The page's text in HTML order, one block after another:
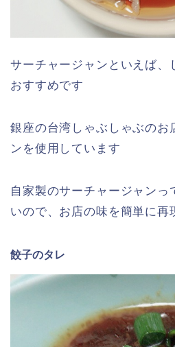
サーチャージャンといえば、
おすすめです
銀座の台湾しゃぶしゃぶのお
ンを使用しています
自家製のサーチャージャンっ
いので、お店の味を簡単に再
餃子のタレ